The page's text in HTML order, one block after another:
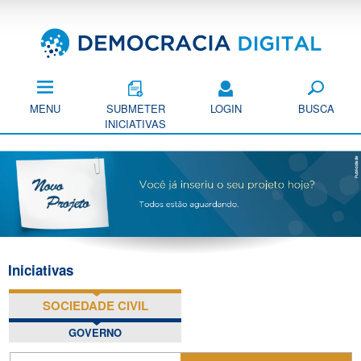
principal
MENU
SUBMETER
INICIATIVAS
LOGIN BUSCA
Iniciativas
SOCIEDADE CIVIL(ABA ATIVA)
GOVERNO